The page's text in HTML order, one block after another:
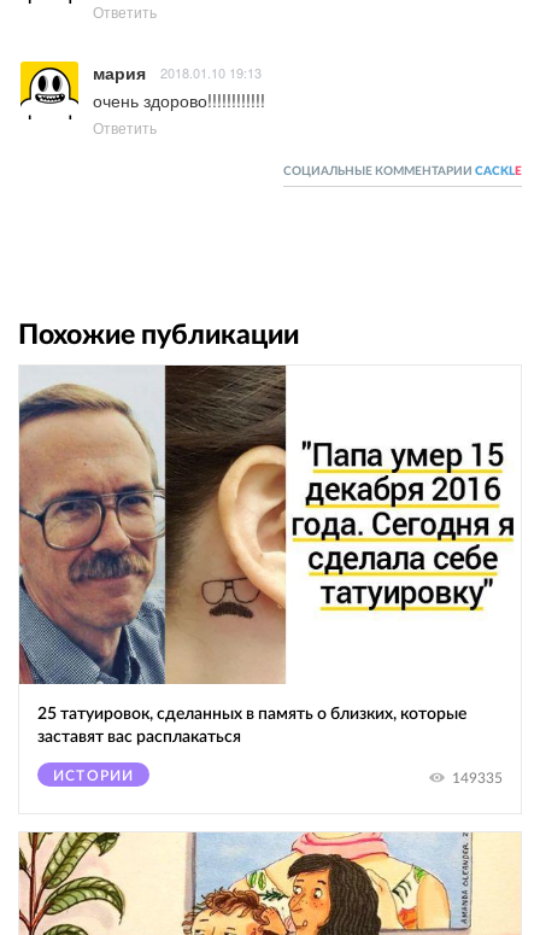
Ответить
мария 2018.01.10 19:13
очень здорово!!!!!!!!!!!!
Ответить
СОЦИАЛЬНЫЕ КОММЕНТАРИИ CACKL E
Похожие публикации
25 татуировок, сделанных в память о близких, которые
заставят вас расплакаться
ИСТОРИИ 149335